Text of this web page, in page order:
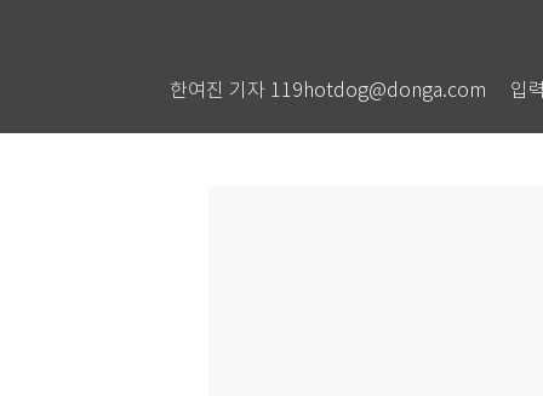
한여진 기자 119hotdog@donga.com 입